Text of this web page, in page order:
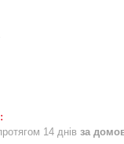
14 днів за